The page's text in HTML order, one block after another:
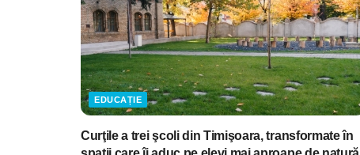
EDUCAȚIE
Curţile a trei şcoli din Timişoara, transformate în